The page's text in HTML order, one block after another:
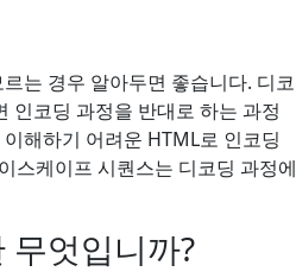
는 경우 알아두면 좋습니다. 디코
인코딩 과정을 반대로 하는 과정
해하기 어려운 HTML로 인코딩
스케이프 시퀀스는 디코딩 과정에
엇입니까?